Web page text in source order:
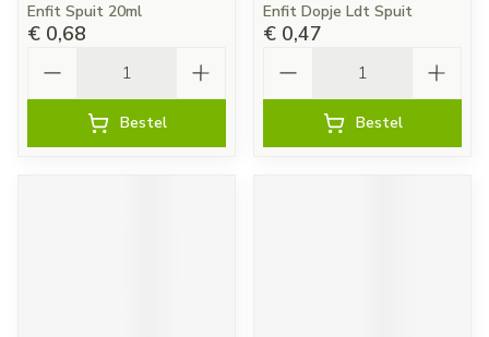
Enfit Spuit 20ml
€ 0,68
Bestel
Enfit Dopje Ldt Spuit
€ 0,47
Bestel